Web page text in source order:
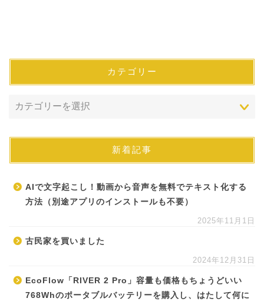
カテゴリー
新着記事
AIで文字起こし！動画から音声を無料でテキスト化する
方法（別途アプリのインストールも不要）
2025年11月1日
古民家を買いました
2024年12月31日
EcoFlow「RIVER 2 Pro」容量も価格もちょうどいい
768Whのポータブルバッテリーを購入し、はたして何に